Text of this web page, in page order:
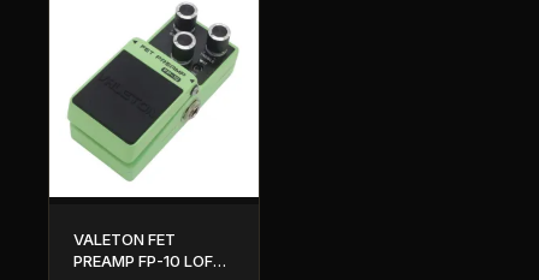
VALETON FET
PREAMP FP-10 LOFT